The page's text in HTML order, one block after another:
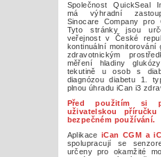
Společnost QuickSeal
má výhradní
Sinocare Company pro
Tyto stránky jsou
veřejnost v České
kontinuální
zdravotnickým
měření hladiny
tekutině u osob s
diagnózou diabetu 1.
plnou úhradu iCan i3
Před použitím si
uživatelskou
bezpečném používání.
AplikaceiCan CGM a
spolupracují se
určeny pro okamžité